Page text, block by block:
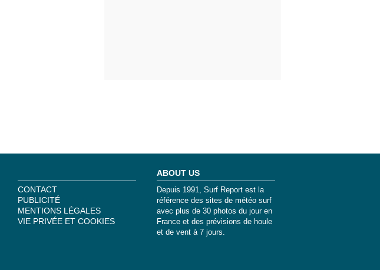
CONTACT
PUBLICITÉ
MENTIONS LÉGALES
VIE PRIVÉE ET COOKIES
ABOUT US
Depuis 1991, Surf Report est la
référence des sites de météo surf
avec plus de 30 photos du jour en
France et des prévisions de houle
et de vent à 7 jours.